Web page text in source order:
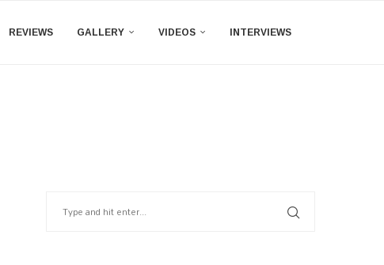
REVIEWS GALLERY VIDEOS INTERVIEWS